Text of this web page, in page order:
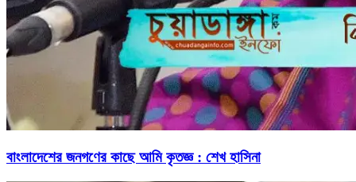
বাংলাদেশের জনগণের কাছে আমি কৃতজ্ঞ : শেখ হাসিনা